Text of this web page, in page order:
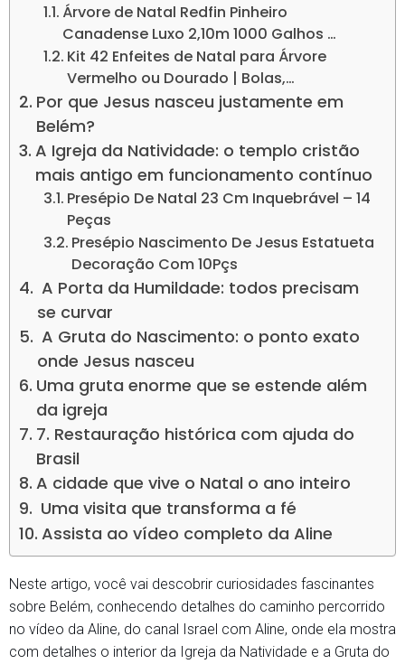
Árvore de Natal Redfin Pinheiro
Canadense Luxo 2,10m 1000 Galhos …
Kit 42 Enfeites de Natal para Árvore
Vermelho ou Dourado | Bolas,…
Por que Jesus nasceu justamente em
Belém?
A Igreja da Natividade: o templo cristão
mais antigo em funcionamento contínuo
Presépio De Natal 23 Cm Inquebrável – 14
Peças
Presépio Nascimento De Jesus Estatueta
Decoração Com 10Pçs
A Porta da Humildade: todos precisam
se curvar
A Gruta do Nascimento: o ponto exato
onde Jesus nasceu
Uma gruta enorme que se estende além
da igreja
7. Restauração histórica com ajuda do
Brasil
A cidade que vive o Natal o ano inteiro
Uma visita que transforma a fé
Assista ao vídeo completo da Aline
Neste artigo, você vai descobrir curiosidades fascinantes
sobre Belém, conhecendo detalhes do caminho percorrido
no vídeo da Aline, do canal Israel com Aline, onde ela mostra
com detalhes o interior da Igreja da Natividade e a Gruta do